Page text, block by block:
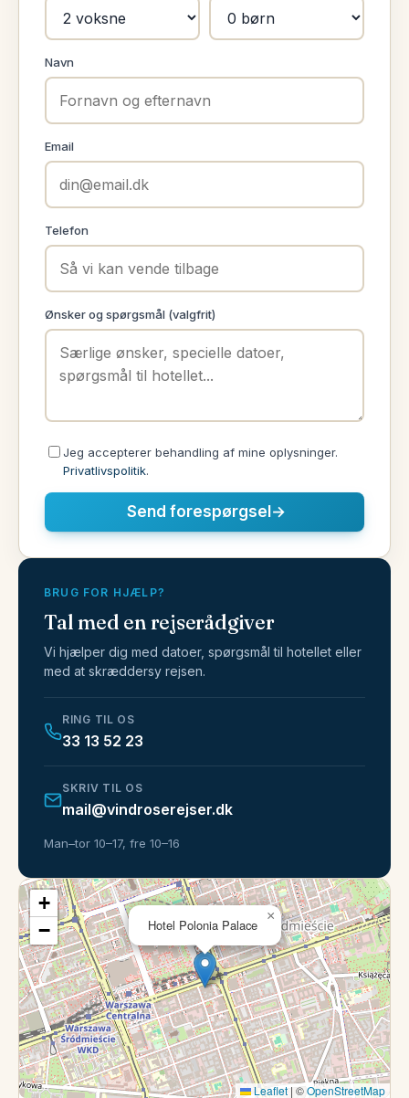
Navn
Email
Telefon
Ønsker og spørgsmål (valgfrit)
Jeg accepterer behandling af mine oplysninger.
Privatlivspolitik.
Send forespørgsel →
BRUG FOR HJÆLP?
Tal med en rejserådgiver
Vi hjælper dig med datoer, spørgsmål til hotellet eller
med at skræddersy rejsen.
RING TIL OS
33 13 52 23
SKRIV TIL OS
mail@vindroserejser.dk
Man–tor 10–17, fre 10–16
Hotel Polonia Palace
×
+
−
Leaflet | ©OpenStreetMap